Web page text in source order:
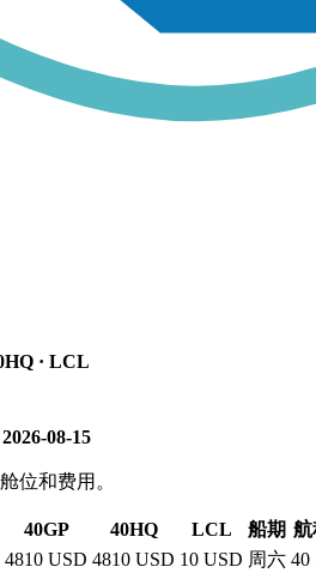
· LCL
08-15
位和费用。
40GP 40HQ LCL 船期 航
4810 USD 4810 USD 10 USD 周六 40